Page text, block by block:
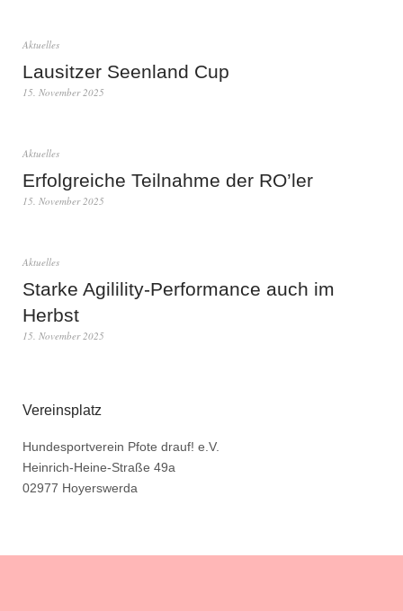
Aktuelles
Lausitzer Seenland Cup
15. November 2025
Aktuelles
Erfolgreiche Teilnahme der RO’ler
15. November 2025
Aktuelles
Starke Agilility-Performance auch im
Herbst
15. November 2025
Vereinsplatz
Hundesportverein Pfote drauf! e.V.
Heinrich-Heine-Straße 49a
02977 Hoyerswerda